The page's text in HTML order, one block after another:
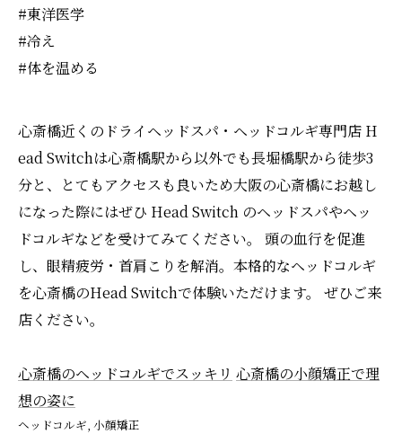
#東洋医学
#冷え
#体を温める
心斎橋近くのドライヘッドスパ・ヘッドコルギ専門店 H
ead Switchは心斎橋駅から以外でも長堀橋駅から徒歩3
分と、とてもアクセスも良いため大阪の心斎橋にお越し
になった際にはぜひ Head Switch のヘッドスパやヘッ
ドコルギなどを受けてみてください。 頭の血行を促進
し、眼精疲労・首肩こりを解消。本格的なヘッドコルギ
を心斎橋のHead Switchで体験いただけます。 ぜひご来
店ください。
心斎橋のヘッドコルギでスッキリ 心斎橋の小顔矯正で理
想の姿に
ヘッドコルギ 小顔矯正